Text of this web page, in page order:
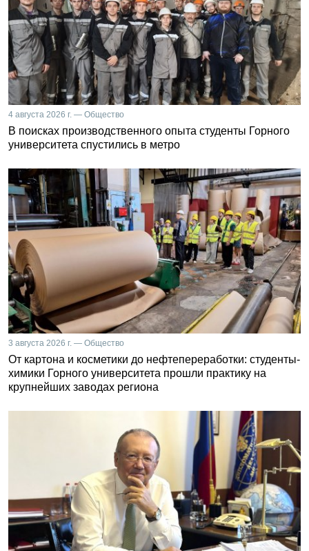
4 августа 2026 г. — Общество
В поисках производственного опыта студенты Горного
университета спустились в метро
3 августа 2026 г. — Общество
От картона и косметики до нефтепереработки: студенты-
химики Горного университета прошли практику на
крупнейших заводах региона